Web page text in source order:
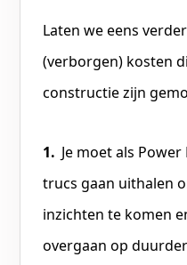
Laten we eens
(verborgen) kosten
constructie zijn
Je moet als
trucs gaan uithalen
inzichten te komen
overgaan op